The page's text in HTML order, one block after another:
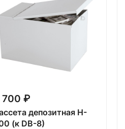
700 ₽
депозитная H-
(к DB-8)